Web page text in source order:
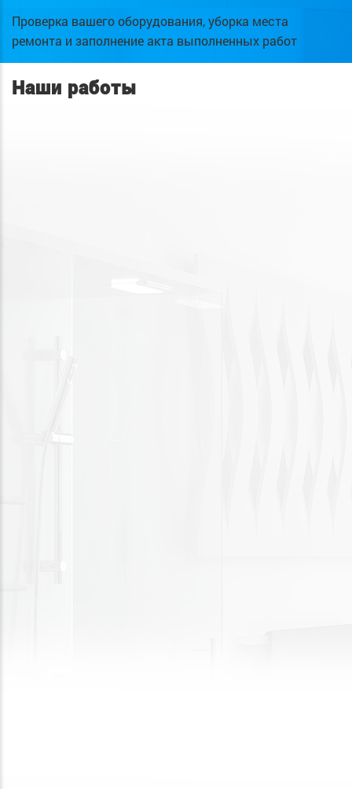
Проверка вашего оборудования, уборка места
ремонта и заполнение акта выполненных работ
Наши работы